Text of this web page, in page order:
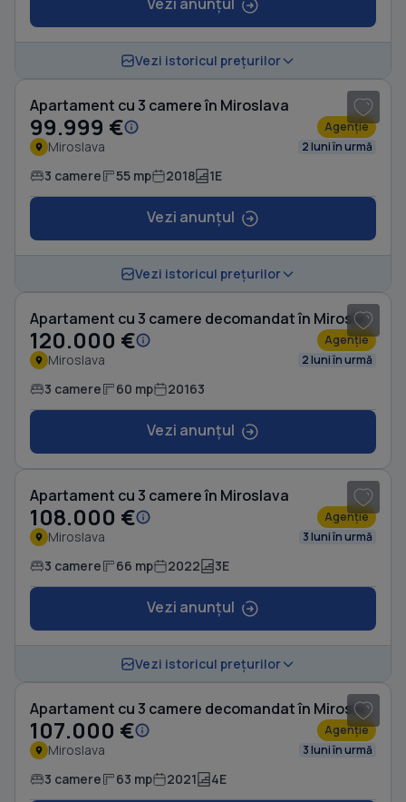
Vezi istoricul prețurilor
Apartament cu 3 camere în Miroslava
99.999 € Agenție
Miroslava 2 luni în urmă
3 camere 55 mp 2018 1E
Vezi anunțul
Vezi istoricul prețurilor
Apartament cu 3 camere decomandat în Miroslava
120.000 € Agenție
Miroslava 2 luni în urmă
3 camere 60 mp 20163
Vezi anunțul
Apartament cu 3 camere în Miroslava
108.000 € Agenție
Miroslava 3 luni în urmă
3 camere 66 mp 2022 3E
Vezi anunțul
Vezi istoricul prețurilor
Apartament cu 3 camere decomandat în Miroslava
107.000 € Agenție
Miroslava 3 luni în urmă
3 camere 63 mp 2021 4E